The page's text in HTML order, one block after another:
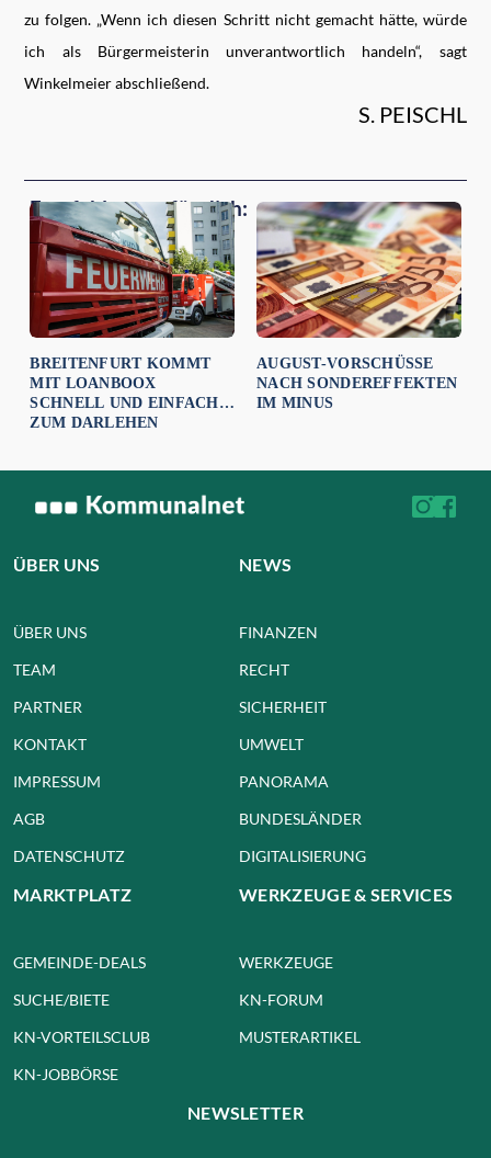
zu folgen. „Wenn ich diesen Schritt nicht gemacht hätte, würde
ich als Bürgermeisterin unverantwortlich handeln“, sagt
Winkelmeier abschließend.
S. PEISCHL
Empfehlungen für dich:
BREITENFURT KOMMT
MIT LOANBOOX
SCHNELL UND EINFACH
ZUM DARLEHEN
AUGUST-VORSCHÜSSE
NACH SONDEREFFEKTEN
IM MINUS
ÜBER UNS
ÜBER UNS
TEAM
PARTNER
KONTAKT
IMPRESSUM
AGB
DATENSCHUTZ
NEWS
FINANZEN
RECHT
SICHERHEIT
UMWELT
PANORAMA
BUNDESLÄNDER
DIGITALISIERUNG
MARKTPLATZ
GEMEINDE-DEALS
SUCHE/BIETE
KN-VORTEILSCLUB
KN-JOBBÖRSE
WERKZEUGE & SERVICES
WERKZEUGE
KN-FORUM
MUSTERARTIKEL
NEWSLETTER